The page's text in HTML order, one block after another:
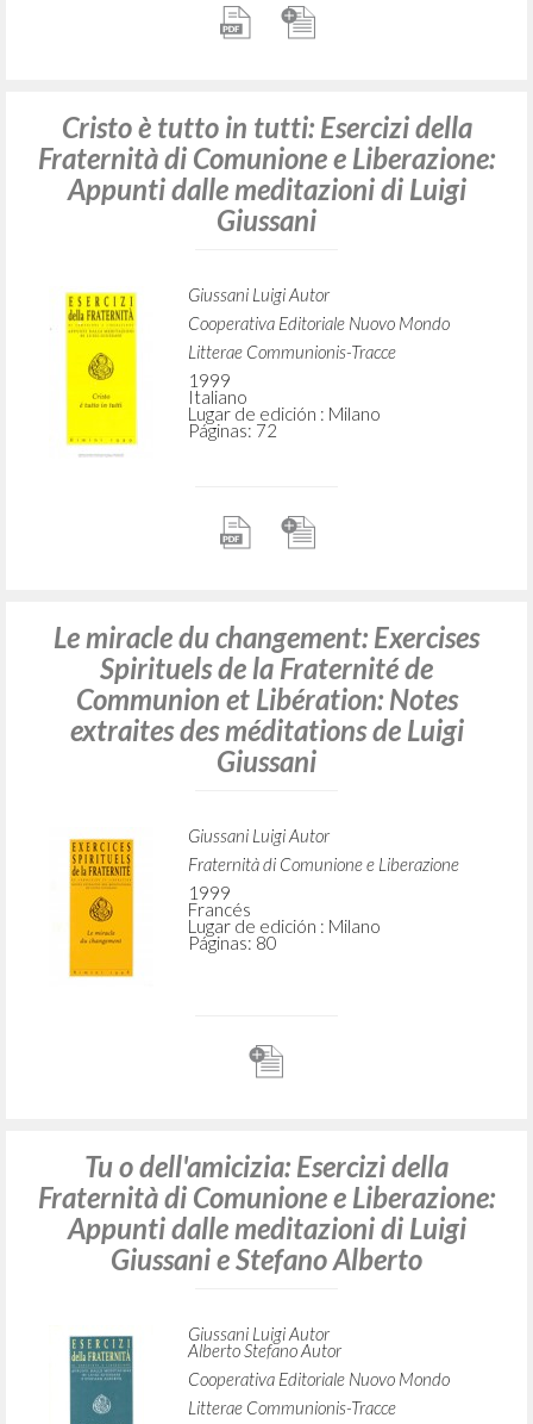
Cristo è tutto in tutti: Esercizi della
Fraternità di Comunione e Liberazione:
Appunti dalle meditazioni di Luigi
Giussani
Giussani Luigi Autor
Cooperativa Editoriale Nuovo Mondo
Litterae Communionis-Tracce
1999
Italiano
Lugar de edición : Milano
Páginas: 72
Le miracle du changement: Exercises
Spirituels de la Fraternité de
Communion et Libération: Notes
extraites des méditations de Luigi
Giussani
Giussani Luigi Autor
Fraternità di Comunione e Liberazione
1999
Francés
Lugar de edición : Milano
Páginas: 80
Tu o dell'amicizia: Esercizi della
Fraternità di Comunione e Liberazione:
Appunti dalle meditazioni di Luigi
Giussani e Stefano Alberto
Giussani Luigi Autor
Alberto Stefano Autor
Cooperativa Editoriale Nuovo Mondo
Litterae Communionis-Tracce